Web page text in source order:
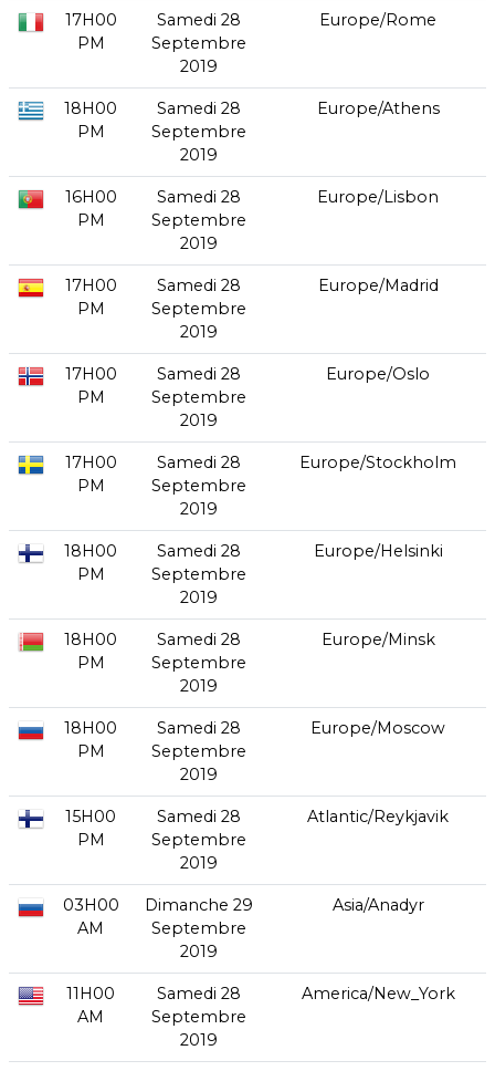
17H00
PM
Samedi 28
Septembre
2019
Europe/Rome
18H00
PM
Samedi 28
Septembre
2019
Europe/Athens
16H00
PM
Samedi 28
Septembre
2019
Europe/Lisbon
17H00
PM
Samedi 28
Septembre
2019
Europe/Madrid
17H00
PM
Samedi 28
Septembre
2019
Europe/Oslo
17H00
PM
Samedi 28
Septembre
2019
Europe/Stockholm
18H00
PM
Samedi 28
Septembre
2019
Europe/Helsinki
18H00
PM
Samedi 28
Septembre
2019
Europe/Minsk
18H00
PM
Samedi 28
Septembre
2019
Europe/Moscow
15H00
PM
Samedi 28
Septembre
2019
Atlantic/Reykjavik
03H00
AM
Dimanche 29
Septembre
2019
Asia/Anadyr
11H00
AM
Samedi 28
Septembre
2019
America/New_York